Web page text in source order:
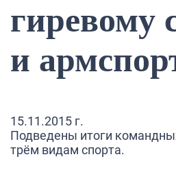
гиревому
и
15.11.2015 г.
Подведены итоги
трём видам спорта.